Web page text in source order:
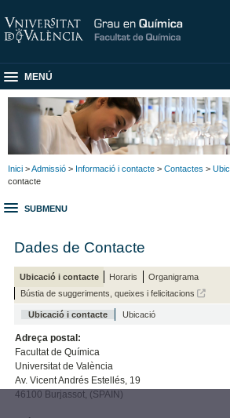
MENÚ
Inici >Admissió > Informació i contacte > Contactes >
contacte
SUBMENU
Dades de Contacte
Ubicació i contacte Horaris
Organigrama
Bústia de suggeriments, queixes i felicitacions
Ubicació i contacte Ubicació
Adreça postal:
Facultat de Química
Universitat de València
Av. Vicent Andrés Estellés, 19
46100 Burjassot, (SPAIN)